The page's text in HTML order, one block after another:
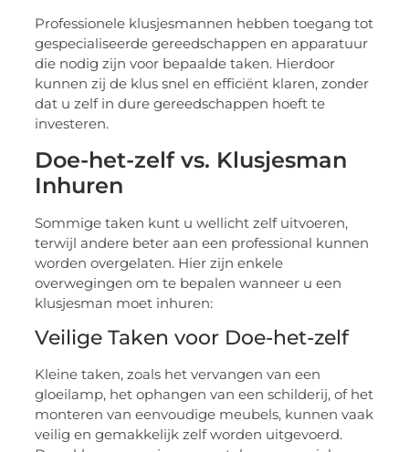
Professionele klusjesmannen hebben toegang tot
gespecialiseerde gereedschappen en apparatuur
die nodig zijn voor bepaalde taken. Hierdoor
kunnen zij de klus snel en efficiënt klaren, zonder
dat u zelf in dure gereedschappen hoeft te
investeren.
Doe-het-zelf vs. Klusjesman
Inhuren
Sommige taken kunt u wellicht zelf uitvoeren,
terwijl andere beter aan een professional kunnen
worden overgelaten. Hier zijn enkele
overwegingen om te bepalen wanneer u een
klusjesman moet inhuren:
Veilige Taken voor Doe-het-zelf
Kleine taken, zoals het vervangen van een
gloeilamp, het ophangen van een schilderij, of het
monteren van eenvoudige meubels, kunnen vaak
veilig en gemakkelijk zelf worden uitgevoerd.